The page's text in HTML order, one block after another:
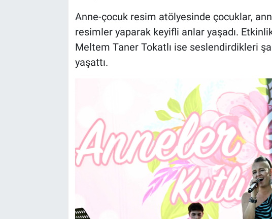
Anne-çocuk resim atölyesinde çocuklar,
resimler yaparak keyifli anlar yaşadı.
Meltem Taner Tokatlı ise seslendirdikleri
yaşattı.